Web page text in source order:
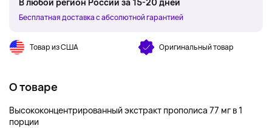
Бесплатная доставка с абсолютной гарантией
Товар из США Оригинальный товар
О товаре
Высококонцентрированный экстракт прополиса 77 мг в 1
порции